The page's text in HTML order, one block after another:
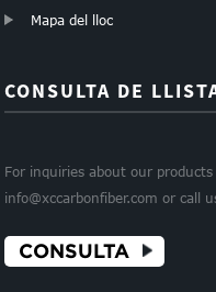
Mapa del lloc
CONSULTA DE
For inquiries about our
info@xccarbonfiber.com or call
CONSULTA